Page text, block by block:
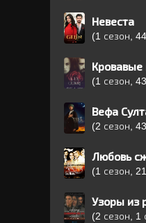
Невеста
(1 сезон,
Кровавые
(1 сезон,
Вефа
(2 сезон,
Любовь
(1 сезон,
Узоры из
(2 сезон, 1